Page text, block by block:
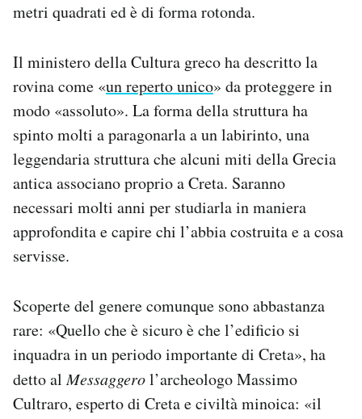
metri quadrati ed è di forma rotonda.
Il ministero della Cultura greco ha descritto la
rovina come «un reperto unico» da proteggere in
modo «assoluto». La forma della struttura ha
spinto molti a paragonarla a un labirinto, una
leggendaria struttura che alcuni miti della Grecia
antica associano proprio a Creta. Saranno
necessari molti anni per studiarla in maniera
approfondita e capire chi l’abbia costruita e a cosa
servisse.
Scoperte del genere comunque sono abbastanza
rare: «Quello che è sicuro è che l’edificio si
inquadra in un periodo importante di Creta», ha
detto alMessaggerol’archeologo Massimo
Cultraro, esperto di Creta e civiltà minoica: «il